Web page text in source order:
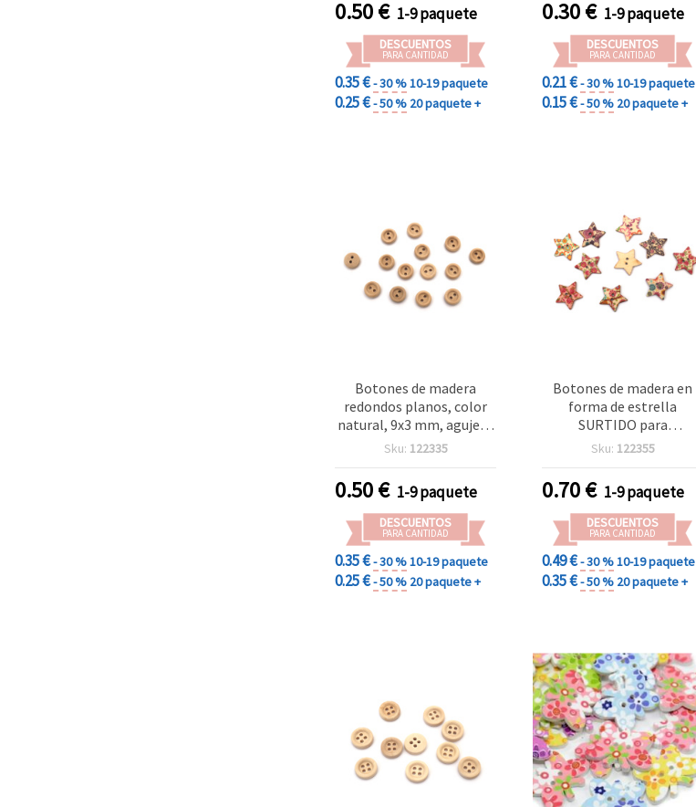
0.50€ 1-9 paquete
DESCUENTOS
PARA CANTIDAD
0.35 €- 30 %10-19 paquete
0.25 €- 50 % 20 paquete +
0.30€ 1-9 paquete
DESCUENTOS
PARA CANTIDAD
0.21 €- 30 %10-19 paquete
0.15 €- 50 % 20 paquete +
Botones de madera
redondos planos, color
natural, 9x3 mm, agujero
1,5 mm, 20 uds, para
Sku: 122335
0.50€ 1-9 paquete
DESCUENTOS
PARA CANTIDAD
0.35 €- 30 %10-19 paquete
0.25 €- 50 % 20 paquete +
Botones de madera en
forma de estrella
SURTIDO para
manualidades y
mm, agujero 1,5 mm - 10
uds
Sku: 122355
0.70€ 1-9 paquete
DESCUENTOS
PARA CANTIDAD
0.49 €- 30 %10-19 paquete
0.35 €- 50 % 20 paquete +